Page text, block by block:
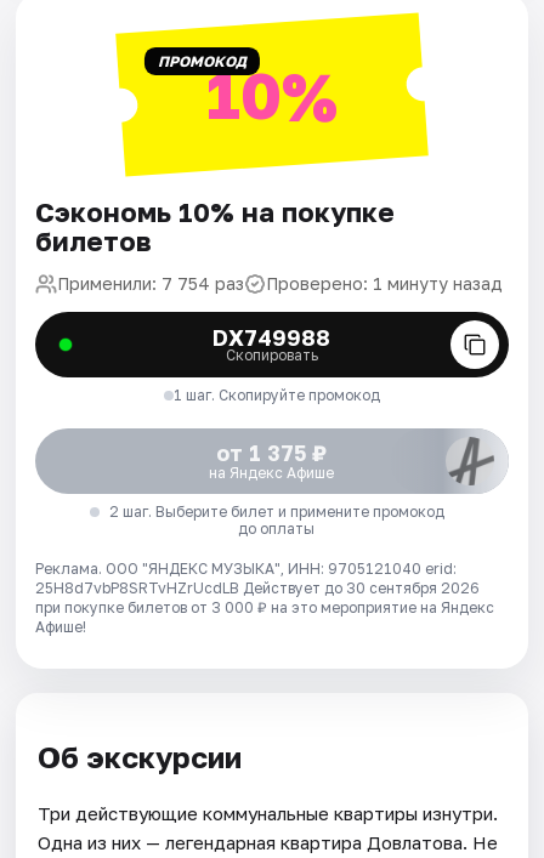
ПРОМОКОД10%
Сэкономь 10% на покупке
билетов
Применили: 7 754 раз Проверено: 1 минуту назад
DX749988
Скопировать
1 шаг. Скопируйте промокод
от 1 375 ₽
на Яндекс Афише
2 шаг. Выберите билет и примените промокод
до оплаты
Реклама. ООО "ЯНДЕКС МУЗЫКА", ИНН: 9705121040 erid:
25H8d7vbP8SRTvHZrUcdLB Действует до 30 сентября 2026
при покупке билетов от 3 000 ₽ на это мероприятие на Яндекс
Афише!
Об экскурсии
Три действующие коммунальные квартиры изнутри.
Одна из них — легендарная квартира Довлатова. Не